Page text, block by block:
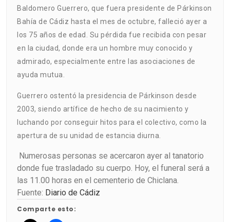
Baldomero Guerrero, que fuera presidente de Párkinson
Bahía de Cádiz hasta el mes de octubre, falleció ayer a
los 75 años de edad. Su pérdida fue recibida con pesar
en la ciudad, donde era un hombre muy conocido y
admirado, especialmente entre las asociaciones de
ayuda mutua.
Guerrero ostentó la presidencia de Párkinson desde
2003, siendo artífice de hecho de su nacimiento y
luchando por conseguir hitos para el colectivo, como la
apertura de su unidad de estancia diurna.
Numerosas personas se acercaron ayer al tanatorio
donde fue trasladado su cuerpo. Hoy, el funeral será a
las 11.00 horas en el cementerio de Chiclana.
Fuente: Diario de Cádiz
Comparte esto: